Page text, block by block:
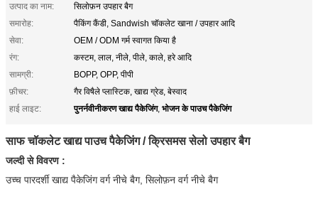
उत्पाद का नाम:
सिलोफ़न उपहार बैग
समारोह:
पैकिंग कैंडी, Sandwish चॉकलेट खाना / उपहार आदि
सेवा:
OEM / ODM गर्म स्वागत किया है
रंग:
कस्टम, लाल, नीले, पीले, काले, हरे आदि
सामग्री:
BOPP, OPP, पीपी
फ़ीचर:
गैर विषैले प्लास्टिक, खाद्य ग्रेड, बेस्वाद
हाई लाइट:
पुनर्नवीनीकरण खाद्य पैकेजिंग, भोजन के पाउच पैकेजिंग
साफ चॉकलेट खाद्य पाउच पैकेजिंग / क्रिसमस सेलो उपहार बैग
जल्दी से विवरण :
उच्च पारदर्शी खाद्य पैकेजिंग वर्ग नीचे बैग, सिलोफ़न वर्ग नीचे बैग